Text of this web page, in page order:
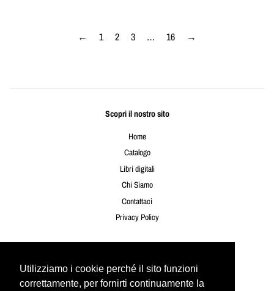
Utilizziamo i cookie perché il sito funzioni
correttamente, per fornirti continuamente la
Utilizziamo i cookie perché il sito funzioni
correttamente, per fornirti continuamente la
← 1 2 3 … 16 →
Scopri il nostro sito
Home
Catalogo
Libri digitali
Chi Siamo
Contattaci
Privacy Policy
Twitter FacebookInstagramYouTube